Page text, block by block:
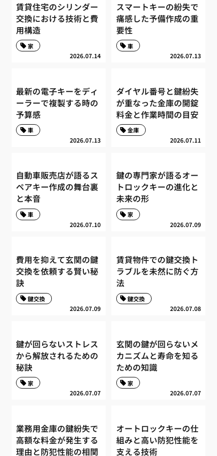
賃貸住宅のシリンダー
交換における技術と費
用構造
2026.07.14
家
スマートキーの紛失で
痛感した予備作成の重
要性
2026.07.13
車
最新の電子キーをディ
ーラーで複製する時の
予算感
2026.07.13
車
ダイヤル番号と鍵紛失
が重なった金庫の開錠
料金と作業時間の目安
2026.07.11
金庫
自動車販売店が語るス
ペアキー作成の舞台裏
と本音
2026.07.10
車
鍵の専門家が語るオー
トロックキーの進化と
未来の形
2026.07.09
家
費用を抑えて玄関の鍵
交換を依頼する賢い秘
訣
2026.07.09
鍵交換
賃貸物件での鍵交換ト
ラブルを未然に防ぐ方
法
2026.07.08
鍵交換
鍵が回らないストレス
から解放されるための
秘訣
2026.07.07
家
玄関の鍵が回らないメ
カニズムと寿命を知る
ための知識
2026.07.07
家
業務用金庫の鍵紛失で
高額な料金が発生する
理由と防犯性能の相関
オートロックキーの仕
組みと高い防犯性能を
支える技術